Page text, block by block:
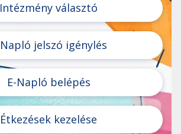
Intézmény választó
Napló jelszó igénylés
E-Napló belépés
Étkezések kezelése